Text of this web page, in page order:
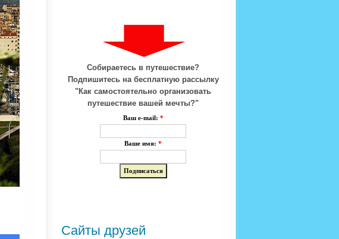
Собираетесь в путешествие?
Подпишитесь на бесплатную рассылку
"Как самостоятельно организовать
путешествие вашей мечты?"
Ваш e-mail: *
Ваше имя: *
Сайты друзей